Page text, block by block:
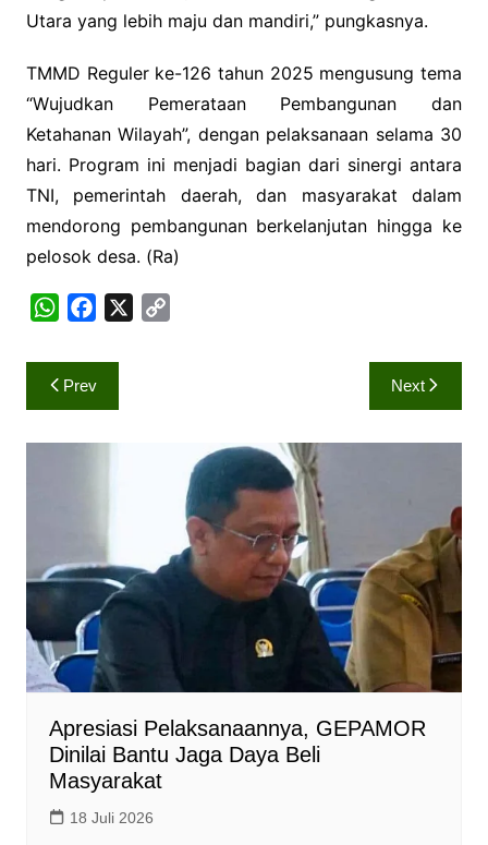
Utara yang lebih maju dan mandiri,” pungkasnya.
TMMD Reguler ke-126 tahun 2025 mengusung tema
“Wujudkan Pemerataan Pembangunan dan
Ketahanan Wilayah”, dengan pelaksanaan selama 30
hari. Program ini menjadi bagian dari sinergi antara
TNI, pemerintah daerah, dan masyarakat dalam
mendorong pembangunan berkelanjutan hingga ke
pelosok desa. (Ra)
W
a
t
A
c
e
o
Navigasi
pos
Prev Next
Apresiasi Pelaksanaannya, GEPAMOR
Dinilai Bantu Jaga Daya Beli
Masyarakat
18 Juli 2026